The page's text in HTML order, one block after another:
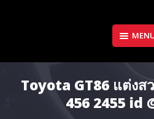
Toyota GT86 แต่งส
456 2455 id